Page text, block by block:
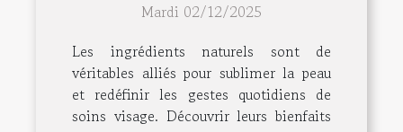
de soins visage
Mardi 02/12/2025
Les ingrédients naturels sont de
véritables alliés pour sublimer la peau
et redéfinir les gestes quotidiens de
soins visage. Découvrir leurs bienfaits